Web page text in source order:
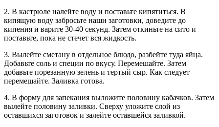
2. В кастрюле налейте воду и поставьте кипятиться. В
кипящую воду забросьте наши заготовки, доведите до
кипения и варите 30-40 секунд. Затем откиньте на сито и
поставьте, пока не стечет вся жидкость.
3. Вылейте сметану в отдельное блюдо, разбейте туда яйца.
Добавьте соль и специи по вкусу. Перемешайте. Затем
добавьте порезанную зелень и тертый сыр. Как следует
перемешайте. Заливка готова.
4. В форму для запекания выложите половину кабачков. Затем
вылейте половину заливки. Сверху уложите слой из
оставшихся заготовок и залейте оставшейся заливкой.